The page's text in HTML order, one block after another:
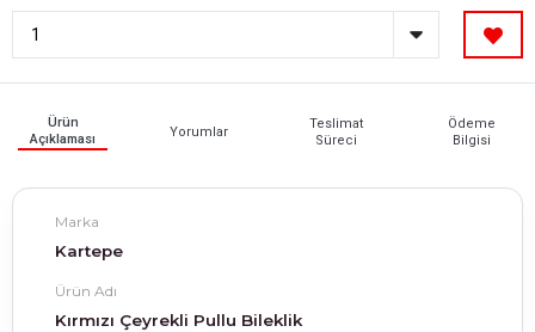
Ürün
Açıklaması
Yorumlar
Teslimat
Süreci
Ödeme
Bilgisi
Marka
Kartepe
Ürün Adı
Kırmızı Çeyrekli Pullu Bileklik